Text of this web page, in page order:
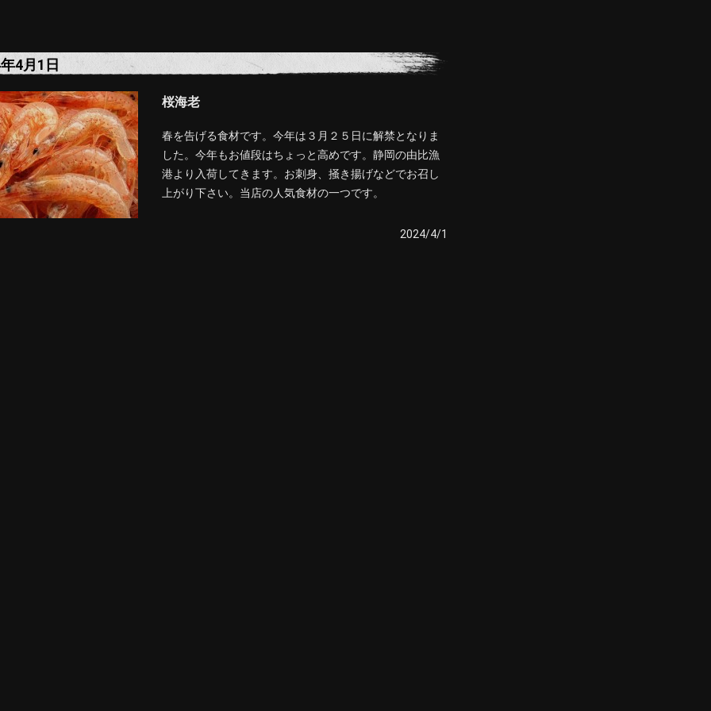
4月1日
桜海老
春を告げる食材です。今年は３月２５日に解禁となりま
した。今年もお値段はちょっと高めです。静岡の由比漁
港より入荷してきます。お刺身、掻き揚げなどでお召し
上がり下さい。当店の人気食材の一つです。
2024/4/1